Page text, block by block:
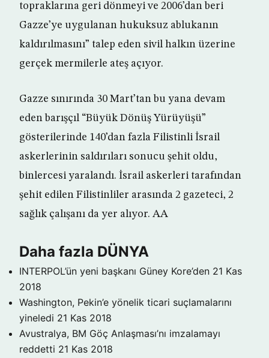
topraklarına geri dönmeyi ve 2006’dan beri
Gazze’ye uygulanan hukuksuz ablukanın
kaldırılmasını” talep eden sivil halkın üzerine
gerçek mermilerle ateş açıyor.
Gazze sınırında 30 Mart’tan bu yana devam
eden barışçıl “Büyük Dönüş Yürüyüşü”
gösterilerinde 140’dan fazla Filistinli İsrail
askerlerinin saldırıları sonucu şehit oldu,
binlercesi yaralandı. İsrail askerleri tarafından
şehit edilen Filistinliler arasında 2 gazeteci, 2
sağlık çalışanı da yer alıyor. AA
Daha fazla DÜNYA
INTERPOL’ün yeni başkanı Güney Kore’den 21 Kas
2018
Washington, Pekin’e yönelik ticari suçlamalarını
yineledi 21 Kas 2018
Avustralya, BM Göç Anlaşması’nı imzalamayı
reddetti 21 Kas 2018